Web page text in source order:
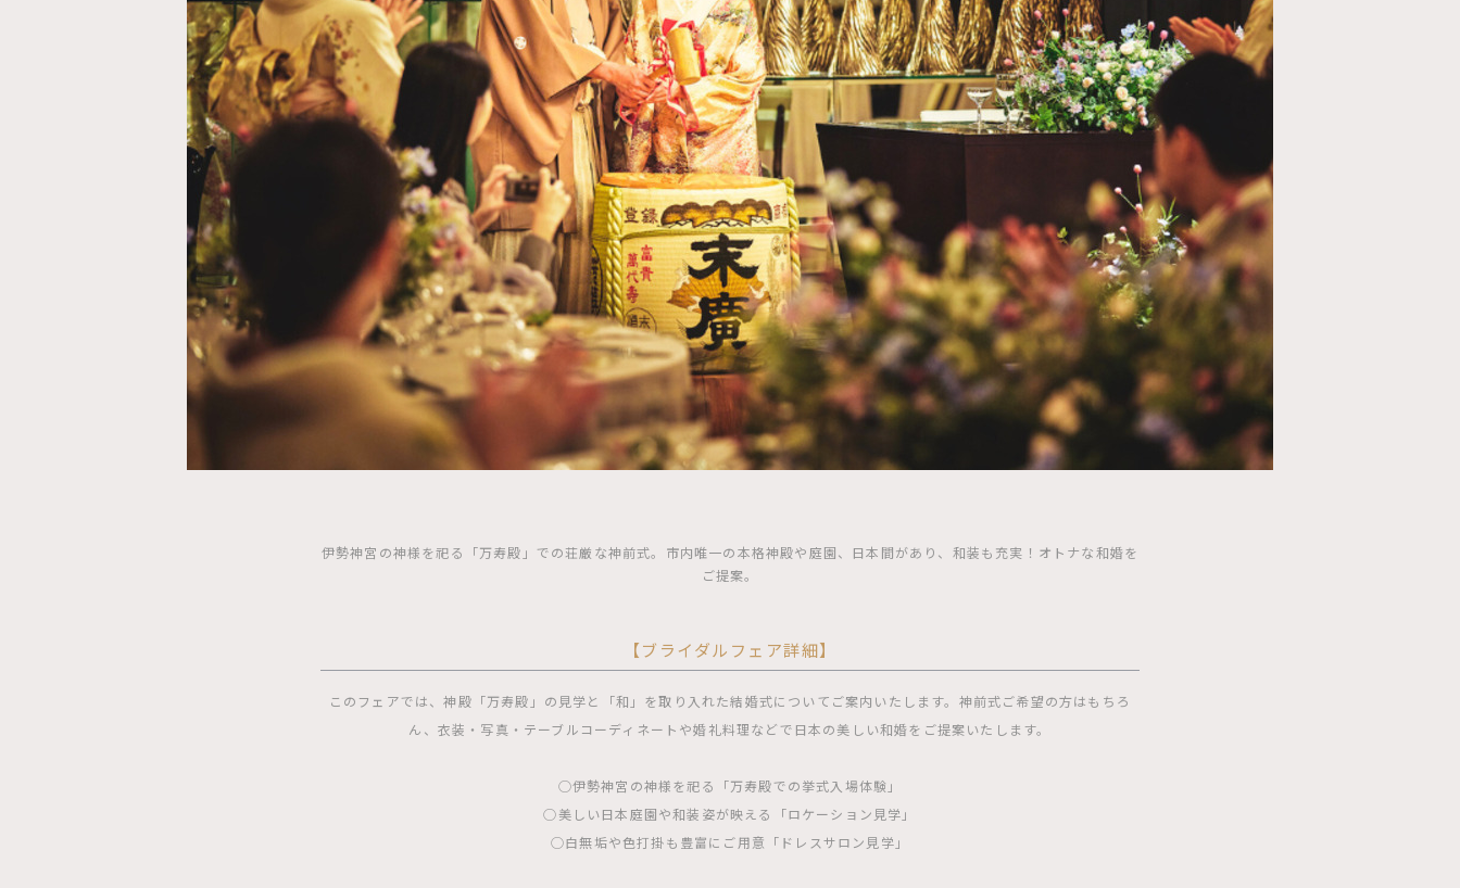
伊勢神宮の神様を祀る「万寿殿」での荘厳な神前式。市内唯一の本格神殿や庭園、日本間があり、和装も充実！オトナな和婚を
ご提案。
【ブライダルフェア詳細】
このフェアでは、神殿「万寿殿」の見学と「和」を取り入れた結婚式についてご案内いたします。神前式ご希望の方はもちろ
ん、衣装・写真・テーブルコーディネートや婚礼料理などで日本の美しい和婚をご提案いたします。
◯伊勢神宮の神様を祀る「万寿殿での挙式入場体験」
◯美しい日本庭園や和装姿が映える「ロケーション見学」
◯白無垢や色打掛も豊富にご用意「ドレスサロン見学」